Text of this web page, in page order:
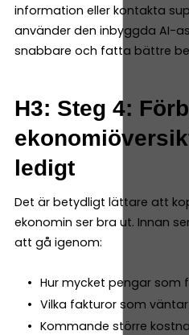
information eller kontakta
använder den inbyggda AI-
snabbare och fatta bättre
H3: Steg 4:
ledigt
Det är betydligt lättare att
ekonomin ser bra ut. Innan
att gå igenom:
Hur mycket pengar som
Vilka fakturor som
Kommande större